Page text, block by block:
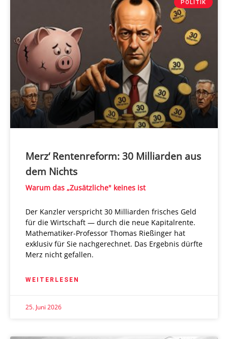
POLITIK
Merz‘ Rentenreform: 30 Milliarden aus
dem Nichts
Warum das „Zusätzliche" keines ist
Der Kanzler verspricht 30 Milliarden frisches Geld
für die Wirtschaft — durch die neue Kapitalrente.
Mathematiker-Professor Thomas Rießinger hat
exklusiv für Sie nachgerechnet. Das Ergebnis dürfte
Merz nicht gefallen.
WEITERLESEN
25. Juni 2026